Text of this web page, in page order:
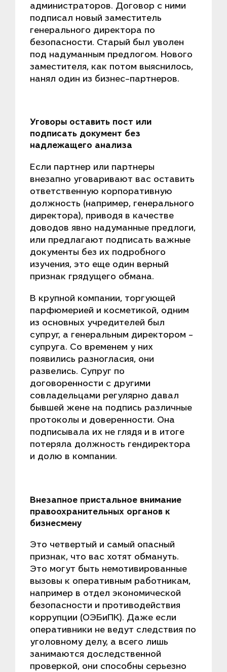
администраторов. Договор с ними
подписал новый заместитель
генерального директора по
безопасности. Старый был уволен
под надуманным предлогом. Нового
заместителя, как потом выяснилось,
нанял один из бизнес-партнеров.
Уговоры оставить пост или
подписать документ без
надлежащего анализа
Если партнер или партнеры
внезапно уговаривают вас оставить
ответственную корпоративную
должность (например, генерального
директора), приводя в качестве
доводов явно надуманные предлоги,
или предлагают подписать важные
документы без их подробного
изучения, это еще один верный
признак грядущего обмана.
В крупной компании, торгующей
парфюмерией и косметикой, одним
из основных учредителей был
супруг, а генеральным директором –
супруга. Со временем у них
появились разногласия, они
развелись. Супруг по
договоренности с другими
совладельцами регулярно давал
бывшей жене на подпись различные
протоколы и доверенности. Она
подписывала их не глядя и в итоге
потеряла должность гендиректора
и долю в компании.
Внезапное пристальное внимание
правоохранительных органов к
бизнесмену
Это четвертый и самый опасный
признак, что вас хотят обмануть.
Это могут быть немотивированные
вызовы к оперативным работникам,
например в отдел экономической
безопасности и противодействия
коррупции (ОЭБиПК). Даже если
оперативники не ведут следствия по
уголовному делу, а всего лишь
занимаются доследственной
проверкой, они способны серьезно